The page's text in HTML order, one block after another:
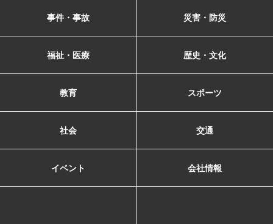
事件・事故 災害・防災
福祉・医療 歴史・文化
教育 スポーツ
社会 交通
イベント 会社情報